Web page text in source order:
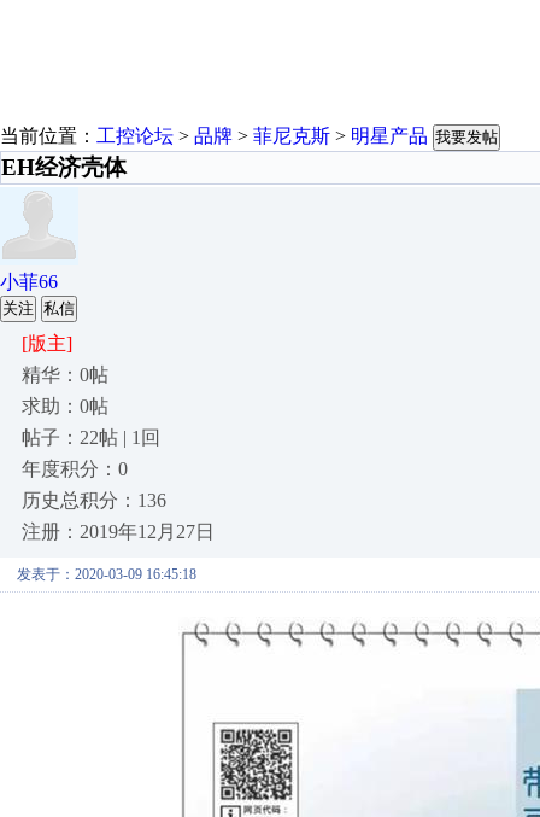
当前位置： 工控论坛 > 品牌 > 菲尼克斯 > 明星产品 我要发帖
EH经济壳体
小菲66
关注 私信
[版主]
精华：0帖
求助：0帖
帖子：22帖 | 1回
年度积分：0
历史总积分：136
注册：2019年12月27日
发表于：2020-03-09 16:45:18